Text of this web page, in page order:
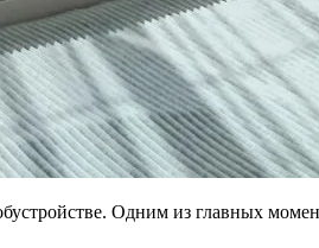
Одним из главных